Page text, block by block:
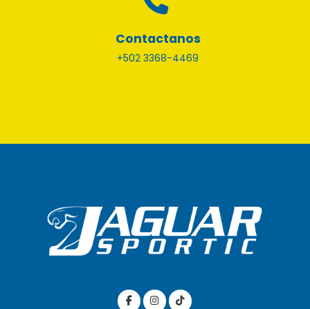
Contactanos
+502 3368-4469